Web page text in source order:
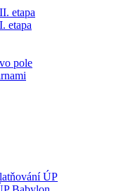
etapa
etapa
pole
ÚP